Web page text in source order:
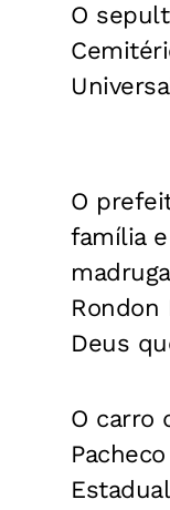
O
O
família
Deus
O carro